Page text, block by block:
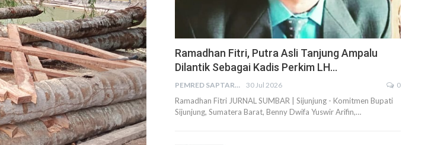
Ramadhan Fitri, Putra Asli Tanjung Ampalu
Dilantik Sebagai Kadis Perkim LH…
PEMRED SAPTARIUS 30 Jul 2026 0
Ramadhan Fitri JURNAL SUMBAR | Sijunjung - Komitmen Bupati
Sijunjung, Sumatera Barat, Benny Dwifa Yuswir Arifin,…